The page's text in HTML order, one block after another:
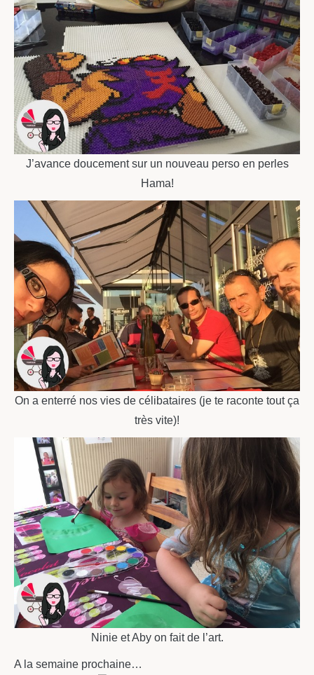
J’avance doucement sur un nouveau perso en perles
Hama!
On a enterré nos vies de célibataires (je te raconte tout ça
très vite)!
Ninie et Aby on fait de l’art.
A la semaine prochaine…